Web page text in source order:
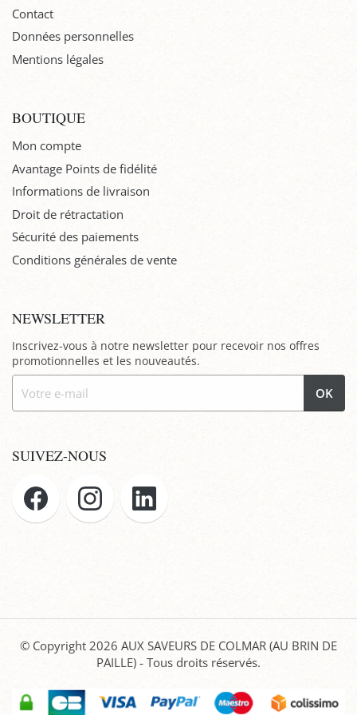
Contact
Données personnelles
Mentions légales
BOUTIQUE
Mon compte
Avantage Points de fidélité
Informations de livraison
Droit de rétractation
Sécurité des paiements
Conditions générales de vente
NEWSLETTER
Inscrivez-vous à notre newsletter pour recevoir nos offres
promotionnelles et les nouveautés.
OK
SUIVEZ-NOUS
© Copyright 2026 AUX SAVEURS DE COLMAR (AU BRIN DE
PAILLE) - Tous droits réservés.